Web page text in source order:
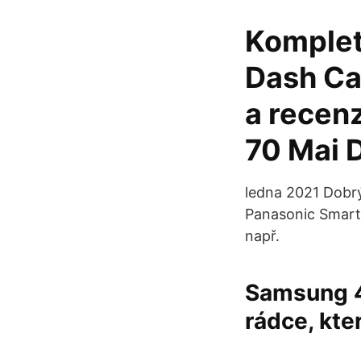
Dash
a
70 Mai
ledna 2021
Panasonic
např.
Samsung
rádce,